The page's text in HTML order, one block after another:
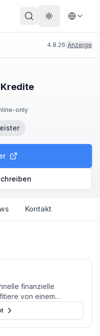
Theme
4.8.26 Anzeige
Kredite
only
Kontakt
finanzielle
von einem
Anfrage, auch